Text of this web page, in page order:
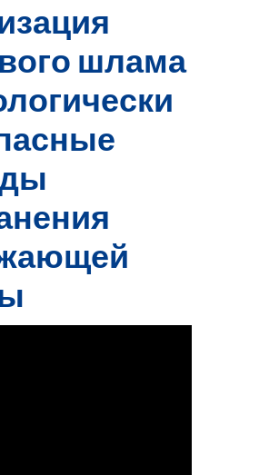
шлама